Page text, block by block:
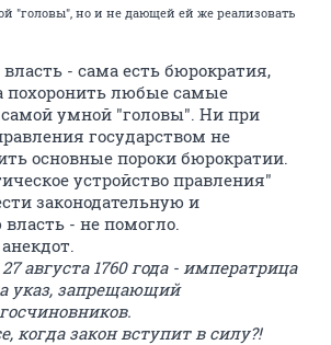
"головы", но и не дающей ей же реализовать
- сама есть бюрократия,
похоронить любые самые
умной "головы". Ни при
государством не
основные пороки бюрократии.
устройство правления"
законодательную и
- не помогло.
августа 1760 года - императрица
указ, запрещающий
когда закон вступит в силу?!